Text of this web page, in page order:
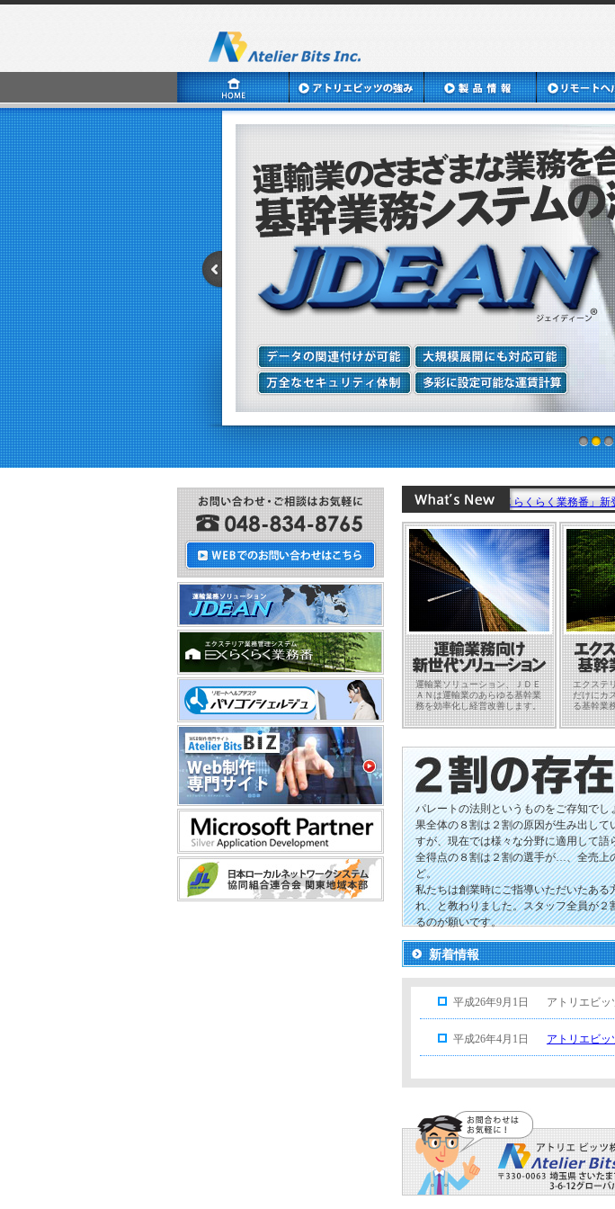
1 2 3
エクステリア業界に特化した基幹業務管理システム「ＥＸらくらく業務番」新登場！
運輸業ソリューション、ＪＤＥ
ＡＮは運輸業のあらゆる基幹業
務を効率化し経営改善します。
エクステ
だけにカ
る基幹業
パレートの法則というものをご存知で
果全体の８割は２割の原因が生み出し
すが、現在では様々な分野に適用して語
全得点の８割は２割の選手が…、全売上
ど。
私たちは創業時にご指導いただいたあ
れ、と教わりました。スタッフ全員が
るのが願いです。
新着情報
平成26年9月1日 アトリエビッ
平成26年4月1日 アトリエビッ